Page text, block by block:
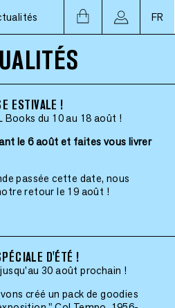
FR
ESTIVALE !
Books du 10 au 18 août !
le 6 août et faites vous livrer
passée cette date, nous
retour le 19 août !
D'ÉTÉ !
30 août prochain !
créé un pack de goodies